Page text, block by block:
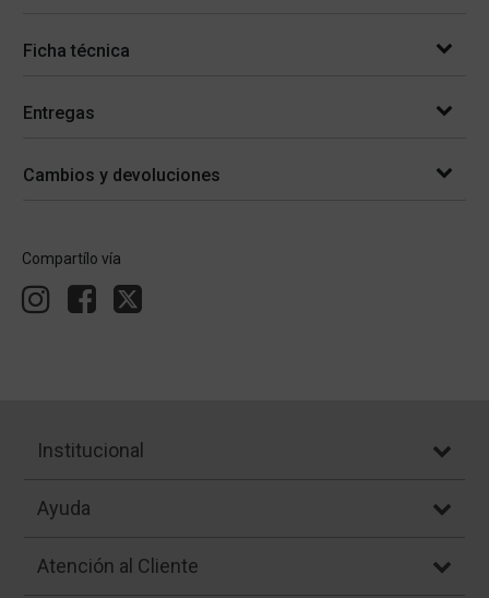
Ficha técnica
Entregas
Cambios y devoluciones
Compartílo vía
Institucional
Ayuda
Atención al Cliente